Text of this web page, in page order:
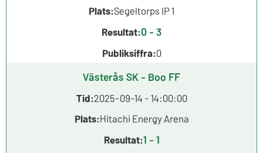
Plats:Segeltorps IP 1
Resultat:0 - 3
Publiksiffra:0
Västerås SK - Boo FF
Tid:2025-09-14 - 14:00:00
Plats:Hitachi Energy Arena
Resultat:1 - 1